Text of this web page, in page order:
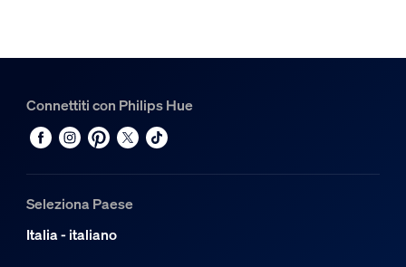
Connettiti con Philips Hue
Seleziona Paese
Italia - italiano